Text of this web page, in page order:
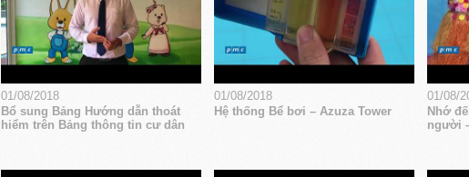
01/08/2018
Bổ sung Bảng Hướng dẫn thoát
hiểm trên Bảng thông tin cư dân
01/08/2018
Hệ thống Bể bơi – Azuza Tower
01/08/
Nhớ
người